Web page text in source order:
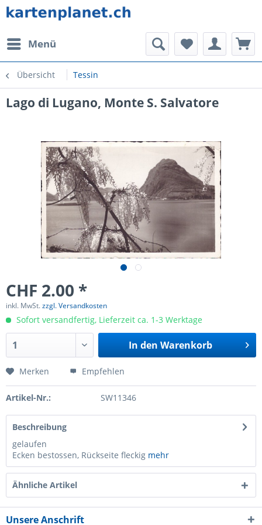
Menü
Übersicht Tessin
Lago di Lugano, Monte S. Salvatore
CHF 2.00 *
inkl. MwSt.zzgl. Versandkosten
Sofort versandfertig, Lieferzeit ca. 1-3 Werktage
In den Warenkorb
Merken Empfehlen
Artikel-Nr.: SW11346
Beschreibung
gelaufen
Ecken bestossen, Rückseite fleckig mehr
Ähnliche Artikel
Unsere Anschrift